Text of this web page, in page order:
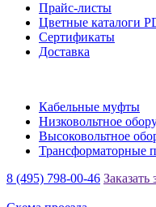
Прайс-листы
Цветные каталоги
Сертификаты
Доставка
Кабельные муфты
Низковольтное
Высоковольтное
Трансформаторные
8 (495) 798-00-46 Заказать